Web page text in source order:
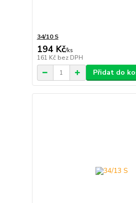
34/10 S
194 Kč/ks
161 Kč bez DPH
Přidat do